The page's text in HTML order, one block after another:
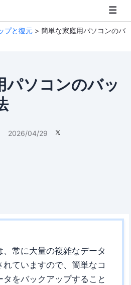
プと復元 > 簡単な家庭用パソコンのバ
パソコンのバッ
2026/04/29 
常に大量の複雑なデータ
ていますので、簡単なコ
タをバックアップすること